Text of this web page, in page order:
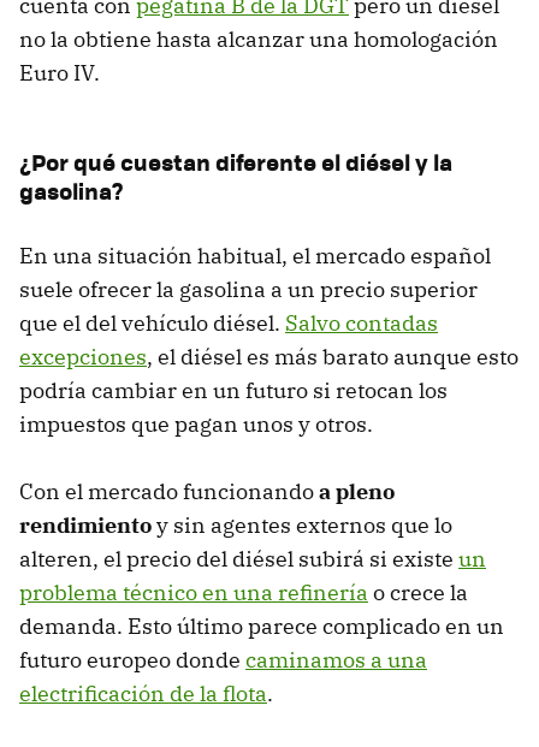
cuenta con pegatina B de la DGTpero un diésel
no la obtiene hasta alcanzar una homologación
Euro IV.
¿Por qué cuestan diferente el diésel y la
gasolina?
En una situación habitual, el mercado español
suele ofrecer la gasolina a un precio superior
que el del vehículo diésel. Salvo contadas
excepciones, el diésel es más barato aunque esto
podría cambiar en un futuro si retocan los
impuestos que pagan unos y otros.
Con el mercado funcionandoa pleno
rendimientoy sin agentes externos que lo
alteren, el precio del diésel subirá si existe un
problema técnico en una refinería o crece la
demanda. Esto último parece complicado en un
futuro europeo donde caminamos a una
electrificación de la flota.